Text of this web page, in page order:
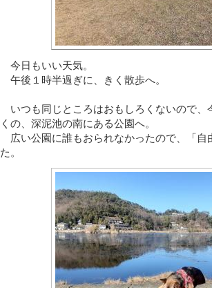
今日もいい天気。
午後１時半過ぎに、きく散歩へ。
いつも同じところはおもしろくないので、
くの、深泥池の南にある公園へ。
広い公園に誰もおられなかったので、「自
た。